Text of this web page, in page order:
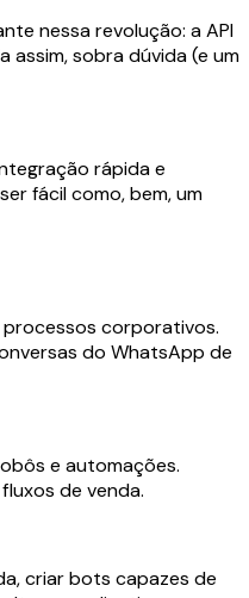
nessa revolução: a API
assim, sobra dúvida (e um
rápida e
fácil como, bem, um
corporativos.
do WhatsApp de
e automações.
de venda.
criar bots capazes de